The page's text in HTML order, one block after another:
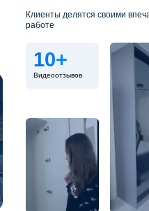
Клиенты делятся своими
работе
10+
Видеоотзывов